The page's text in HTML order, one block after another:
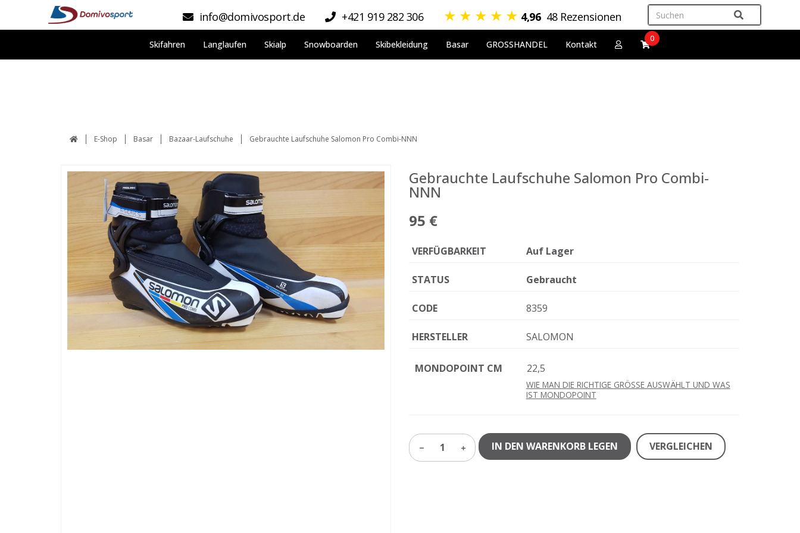
info@domivosport.de +421 919 282 306 ★ ★ ★ ★ ★ 4,96 48 Rezensionen
Skifahren Langlaufen Skialp Snowboarden Skibekleidung Basar GROSSHANDEL Kontakt
0
E-Shop Basar Bazaar-Laufschuhe Gebrauchte Laufschuhe Salomon Pro Combi-NNN
Gebrauchte Laufschuhe Salomon Pro Combi-
NNN
95 €
VERFÜGBARKEIT Auf Lager
STATUS Gebraucht
CODE 8359
HERSTELLER SALOMON
MONDOPOINT CM 22,5
WIE MAN DIE RICHTIGE GRÖSSE AUSWÄHLT UND WAS
IST MONDOPOINT
1 IN DEN WARENKORB LEGEN VERGLEICHEN